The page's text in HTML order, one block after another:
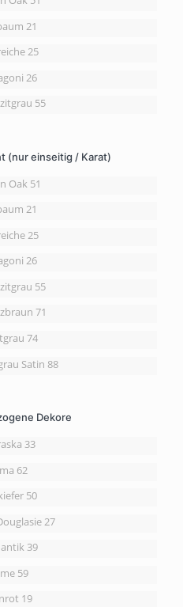
21
25
26
55
(nur einseitig / Karat)
Oak 51
21
25
26
55
71
74
Satin 88
Dekore
33
62
50
27
39
59
19